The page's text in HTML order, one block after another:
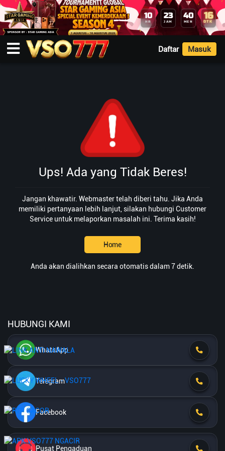
10
HR
23
JAM
40
MEN
16
DTK
Daftar Masuk
Ups! Ada yang Tidak Beres!
Jangan khawatir. Webmaster telah diberi tahu. Jika Anda
memiliki pertanyaan lebih lanjut, silakan hubungi Customer
Service untuk melaporkan masalah ini. Terima kasih!
Home
Anda akan dialihkan secara otomatis dalam 7 detik.
HUBUNGI KAMI
WhatsApp
Telegram
Facebook
Pusat Pengaduan